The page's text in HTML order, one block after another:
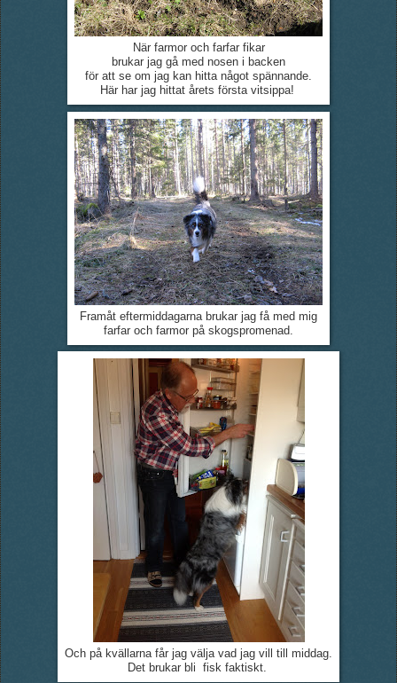
När farmor och farfar fikar
brukar jag gå med nosen i backen
för att se om jag kan hitta något spännande.
Här har jag hittat årets första vitsippa!
Framåt eftermiddagarna brukar jag få med mig
farfar och farmor på skogspromenad.
Och på kvällarna får jag välja vad jag vill till middag.
Det brukar bli fisk faktiskt.